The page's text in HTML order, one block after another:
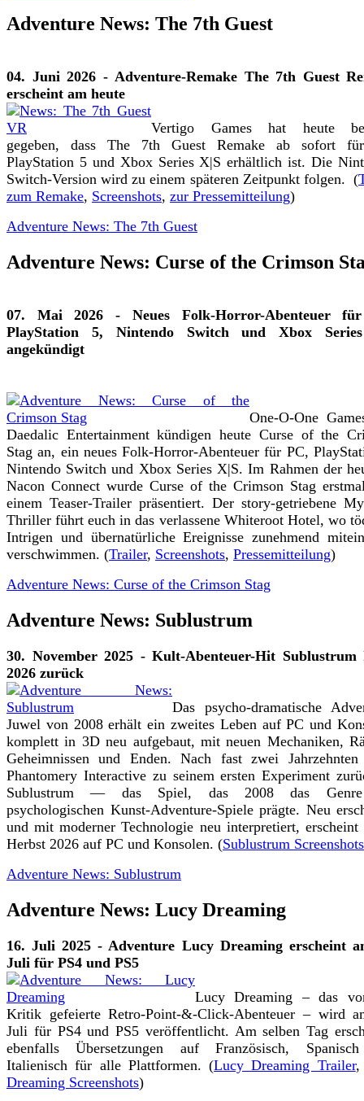
Adventure News: The 7th Guest
04. Juni 2026 - Adventure-Remake The 7th Guest
erscheint am heute
Vertigo Games hat heute
gegeben, dass The 7th Guest Remake ab sofort
PlayStation 5 und Xbox Series X|S erhältlich ist. Die
Switch-Version wird zu einem späteren Zeitpunkt folgen. (
zum Remake, Screenshots, zur Pressemitteilung)
Adventure News: The 7th Guest
Adventure News: Curse of the Crimson
07. Mai 2026 - Neues Folk-Horror-Abenteuer
PlayStation 5, Nintendo Switch und Xbox
angekündigt
One-O-One
Daedalic Entertainment kündigen heute Curse of the
Stag an, ein neues Folk-Horror-Abenteuer für PC,
Nintendo Switch und Xbox Series X|S. Im Rahmen der
Nacon Connect wurde Curse of the Crimson Stag
einem Teaser-Trailer präsentiert. Der story-getriebene
Thriller führt euch in das verlassene Whiteroot Hotel, wo
Intrigen und übernatürliche Ereignisse zunehmend
verschwimmen. (Trailer, Screenshots, Pressemitteilung)
Adventure News: Curse of the Crimson Stag
Adventure News: Sublustrum
30. November 2025 - Kult-Abenteuer-Hit Sublustrum
2026 zurück
Das psycho-dramatische
Juwel von 2008 erhält ein zweites Leben auf PC und
komplett in 3D neu aufgebaut, mit neuen Mechaniken,
Geheimnissen und Enden. Nach fast zwei
Phantomery Interactive zu seinem ersten Experiment
Sublustrum — das Spiel, das 2008 das
psychologischen Kunst-Adventure-Spiele prägte. Neu
und mit moderner Technologie neu interpretiert, erscheint
Herbst 2026 auf PC und Konsolen. (Sublustrum Screenshots
Adventure News: Sublustrum
Adventure News: Lucy Dreaming
16. Juli 2025 - Adventure Lucy Dreaming erscheint
Juli für PS4 und PS5
Lucy Dreaming – das
Kritik gefeierte Retro-Point-&-Click-Abenteuer – wird
Juli für PS4 und PS5 veröffentlicht. Am selben Tag
ebenfalls Übersetzungen auf Französisch,
Italienisch für alle Plattformen. (Lucy Dreaming Trailer
Dreaming Screenshots)